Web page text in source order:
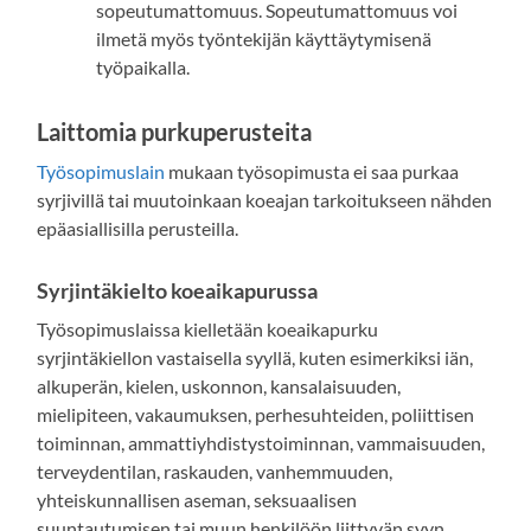
sopeutumattomuus. Sopeutumattomuus voi
ilmetä myös työntekijän käyttäytymisenä
työpaikalla.
Laittomia purkuperusteita
Työsopimuslain mukaan työsopimusta ei saa purkaa
syrjivillä tai muutoinkaan koeajan tarkoitukseen nähden
epäasiallisilla perusteilla.
Syrjintäkielto koeaikapurussa
Työsopimuslaissa kielletään koeaikapurku
syrjintäkiellon vastaisella syyllä, kuten esimerkiksi iän,
alkuperän, kielen, uskonnon, kansalaisuuden,
mielipiteen, vakaumuksen, perhesuhteiden, poliittisen
toiminnan, ammattiyhdistystoiminnan, vammaisuuden,
terveydentilan, raskauden, vanhemmuuden,
yhteiskunnallisen aseman, seksuaalisen